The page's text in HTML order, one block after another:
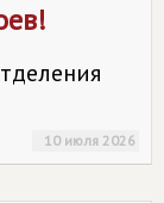
10 июля 2026